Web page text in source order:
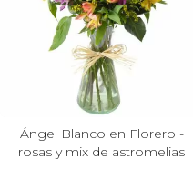
Ángel Blanco en Florero -
rosas y mix de astromelias